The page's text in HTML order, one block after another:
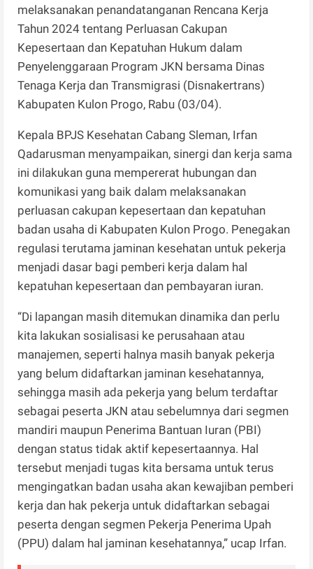
melaksanakan penandatanganan Rencana Kerja
Tahun 2024 tentang Perluasan Cakupan
Kepesertaan dan Kepatuhan Hukum dalam
Penyelenggaraan Program JKN bersama Dinas
Tenaga Kerja dan Transmigrasi (Disnakertrans)
Kabupaten Kulon Progo, Rabu (03/04).
Kepala BPJS Kesehatan Cabang Sleman, Irfan
Qadarusman menyampaikan, sinergi dan kerja sama
ini dilakukan guna mempererat hubungan dan
komunikasi yang baik dalam melaksanakan
perluasan cakupan kepesertaan dan kepatuhan
badan usaha di Kabupaten Kulon Progo. Penegakan
regulasi terutama jaminan kesehatan untuk pekerja
menjadi dasar bagi pemberi kerja dalam hal
kepatuhan kepesertaan dan pembayaran iuran.
“Di lapangan masih ditemukan dinamika dan perlu
kita lakukan sosialisasi ke perusahaan atau
manajemen, seperti halnya masih banyak pekerja
yang belum didaftarkan jaminan kesehatannya,
sehingga masih ada pekerja yang belum terdaftar
sebagai peserta JKN atau sebelumnya dari segmen
mandiri maupun Penerima Bantuan Iuran (PBI)
dengan status tidak aktif kepesertaannya. Hal
tersebut menjadi tugas kita bersama untuk terus
mengingatkan badan usaha akan kewajiban pemberi
kerja dan hak pekerja untuk didaftarkan sebagai
peserta dengan segmen Pekerja Penerima Upah
(PPU) dalam hal jaminan kesehatannya,” ucap Irfan.